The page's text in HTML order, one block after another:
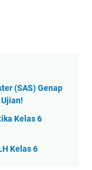
(SAS) Genap
Kelas 6
Kelas 6